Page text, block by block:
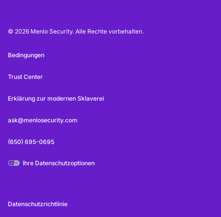
© 2026 Menlo Security. Alle Rechte vorbehalten.
Bedingungen
Trust Center
Erklärung zur modernen Sklaverei
ask@menlosecurity.com
(650) 695-0695
Ihre Datenschutzoptionen
Datenschutzrichtlinie